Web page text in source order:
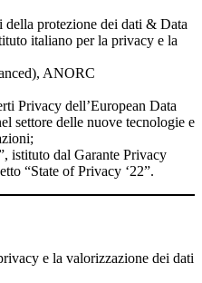
protezione dei dati & Data
italiano per la privacy e la
ANORC
Privacy dell’European Data
settore delle nuove tecnologie e
istituto dal Garante Privacy
“State of Privacy ‘22”.
e la valorizzazione dei dati